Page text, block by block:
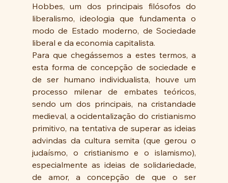
Hobbes, um dos principais filósofos do
liberalismo, ideologia que fundamenta o
modo de Estado moderno, de Sociedade
liberal e da economia capitalista.
Para que chegássemos a estes termos, a
esta forma de concepção de sociedade e
de ser humano individualista, houve um
processo milenar de embates teóricos,
sendo um dos principais, na cristandade
medieval, a ocidentalização do cristianismo
primitivo, na tentativa de superar as ideias
advindas da cultura semita (que gerou o
judaísmo, o cristianismo e o islamismo),
especialmente as ideias de solidariedade,
de amor, a concepção de que o ser